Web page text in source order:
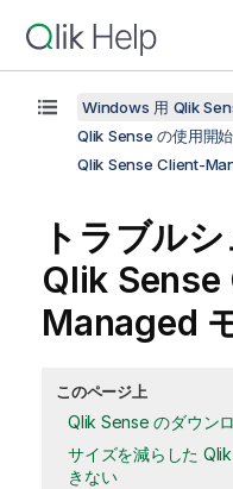
Windows 用 Qlik
Qlik Sense の使用開始
Qlik Sense Client-
トラブル
Qlik
Managed
このページ上
Qlik Sense のダウン
サイズを減らした
きない